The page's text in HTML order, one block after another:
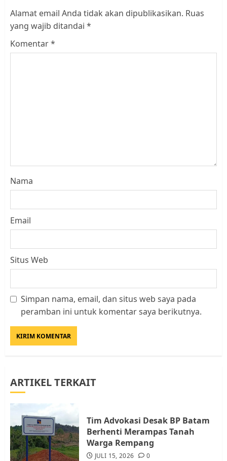
Alamat email Anda tidak akan dipublikasikan. Ruas
yang wajib ditandai *
Komentar*
Nama
Email
Situs Web
Simpan nama, email, dan situs web saya pada
peramban ini untuk komentar saya berikutnya.
ARTIKEL TERKAIT
Tim Advokasi Desak BP Batam
Berhenti Merampas Tanah
Warga Rempang
JULI 15, 2026 0
Datangi Pemko Batam, Warga
4
Warga Rempang Ajukan
Resahkan Warga
JULI 17, 2026 0